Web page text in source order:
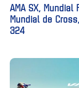
AMA SX,
Mundial de
324